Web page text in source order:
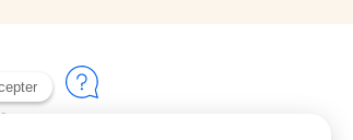
Contactez-nous